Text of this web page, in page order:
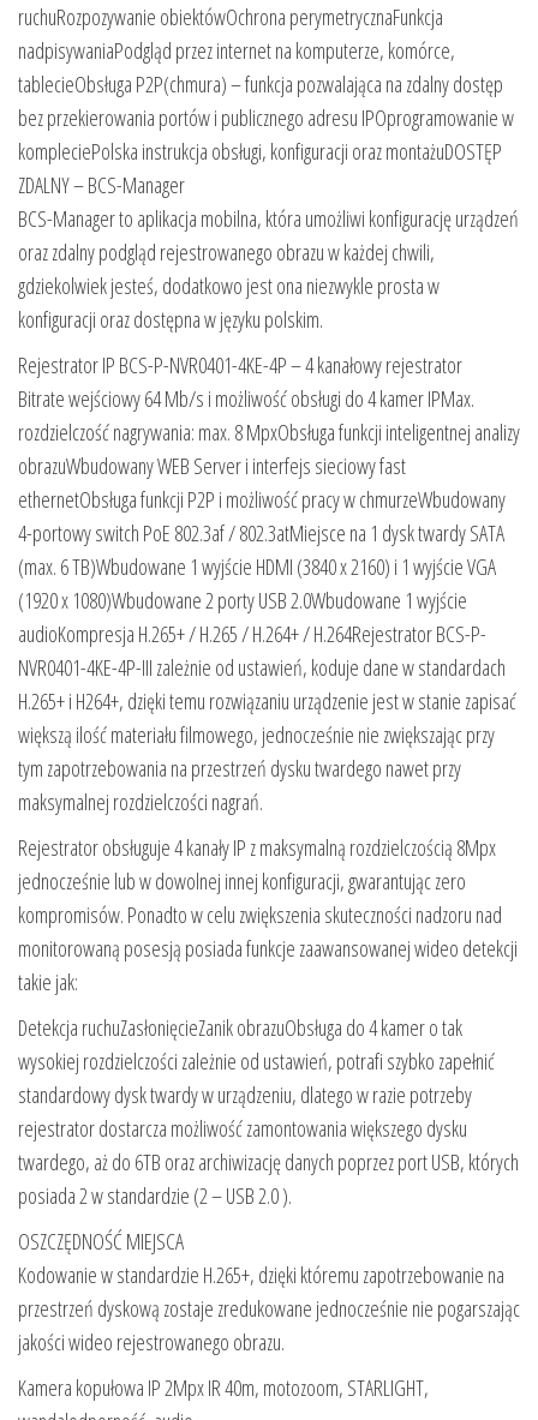
ruchuRozpozywanie obiektówOchrona perymetrycznaFunkcja
nadpisywaniaPodgląd przez internet na komputerze, komórce,
tablecieObsługa P2P(chmura) – funkcja pozwalająca na zdalny dostęp
bez przekierowania portów i publicznego adresu IPOprogramowanie w
kompleciePolska instrukcja obsługi, konfiguracji oraz montażuDOSTĘP
ZDALNY – BCS-Manager
BCS-Manager to aplikacja mobilna, która umożliwi konfigurację urządzeń
oraz zdalny podgląd rejestrowanego obrazu w każdej chwili,
gdziekolwiek jesteś, dodatkowo jest ona niezwykle prosta w
konfiguracji oraz dostępna w języku polskim.
Rejestrator IP BCS-P-NVR0401-4KE-4P – 4 kanałowy rejestrator
Bitrate wejściowy 64 Mb/s i możliwość obsługi do 4 kamer IPMax.
rozdzielczość nagrywania: max. 8 MpxObsługa funkcji inteligentnej analizy
obrazuWbudowany WEB Server i interfejs sieciowy fast
ethernetObsługa funkcji P2P i możliwość pracy w chmurzeWbudowany
4-portowy switch PoE 802.3af / 802.3atMiejsce na 1 dysk twardy SATA
(max. 6 TB)Wbudowane 1 wyjście HDMI (3840 x 2160) i 1 wyjście VGA
(1920 x 1080)Wbudowane 2 porty USB 2.0Wbudowane 1 wyjście
audioKompresja H.265+ / H.265 / H.264+ / H.264Rejestrator BCS-P-
NVR0401-4KE-4P-III zależnie od ustawień, koduje dane w standardach
H.265+ i H264+, dzięki temu rozwiązaniu urządzenie jest w stanie zapisać
większą ilość materiału filmowego, jednocześnie nie zwiększając przy
tym zapotrzebowania na przestrzeń dysku twardego nawet przy
maksymalnej rozdzielczości nagrań.
Rejestrator obsługuje 4 kanały IP z maksymalną rozdzielczością 8Mpx
jednocześnie lub w dowolnej innej konfiguracji, gwarantując zero
kompromisów. Ponadto w celu zwiększenia skuteczności nadzoru nad
monitorowaną posesją posiada funkcje zaawansowanej wideo detekcji
takie jak:
Detekcja ruchuZasłonięcieZanik obrazuObsługa do 4 kamer o tak
wysokiej rozdzielczości zależnie od ustawień, potrafi szybko zapełnić
standardowy dysk twardy w urządzeniu, dlatego w razie potrzeby
rejestrator dostarcza możliwość zamontowania większego dysku
twardego, aż do 6TB oraz archiwizację danych poprzez port USB, których
posiada 2 w standardzie (2 – USB 2.0 ).
OSZCZĘDNOŚĆ MIEJSCA
Kodowanie w standardzie H.265+, dzięki któremu zapotrzebowanie na
przestrzeń dyskową zostaje zredukowane jednocześnie nie pogarszając
jakości wideo rejestrowanego obrazu.
Kamera kopułowa IP 2Mpx IR 40m, motozoom, STARLIGHT,